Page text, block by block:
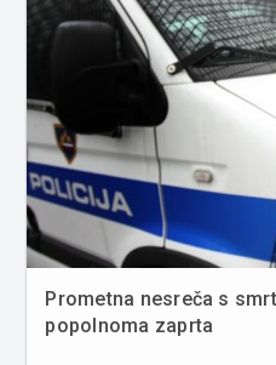
Prometna nesreča s
popolnoma zaprta